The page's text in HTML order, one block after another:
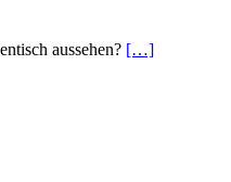
aussehen? […]